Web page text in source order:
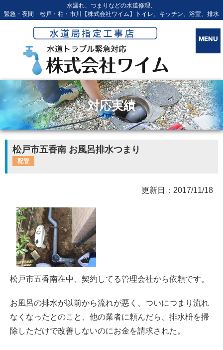
水漏れ、つまりなどの水道修理、
緊急・夜間 松戸・柏・市川【株式会社ワイム】トイレ、キッチン、浴室、排水
対応実績
松戸市五香南 お風呂排水つまり
配管
更新日：2017/11/18
松戸市五香南在中、契約してる管理会社から依頼です。
お風呂の排水が以前から流れが悪く、ついにつまり流れ
なくなったとのこと、他の業者に頼んだら、排水枡を掃
除しただけで改善しないのにお金を請求された。